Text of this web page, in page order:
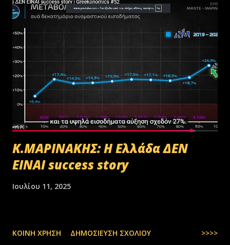
αποστολή των Πινάκων αρχείων Καταστρεπτέων Υλικών της ΠΔ
Μακεδονίας-Θράκης και ολοκληρώθηκε με το υπ.αρ.πρωτ.
23412/02-07-2025 έγγραφο της ΑΑΔΕ και το από 10-07-2025
πρωτόκολλο παράδοσης υλικών μεταξύ της ΑΑΔΕ-Γενική Δ/νση
Τελωνείων-Τμήμα Διαχείρισης Δημόσιου Υλικού και της
συνεργαζόμενης με αυτήν εταιρείας ανακύκλωσης. Διευκρινίζεται ότι
στο αρχείο αυτό δεν συμπεριλαμβάνονταν αρχειακό υλικό που είχε
κοινοποιηθεί ότι ελέγχεται και στο ψηφιακό αρχείο του ΟΠΕΚΕΠ...
Κ.ΜΑΡΙΝΑΚΗΣ: Η Ελλάδα ΔΕΝ
ΕΙΝΑΙ success story
Ιουλίου 11, 2025
ΚΟΙΝΉ ΧΡΉΣΗ ΔΗΜΟΣΊΕΥΣΗ ΣΧΟΛΊΟΥ >>>>